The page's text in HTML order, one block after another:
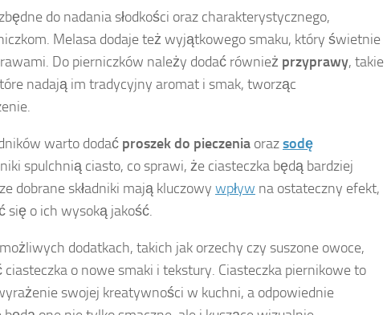
do nadania słodkości oraz charakterystycznego,
Melasa dodaje też wyjątkowego smaku, który świetnie
Do pierniczków należy dodać również przyprawy, takie
nadają im tradycyjny aromat i smak, tworząc
warto dodać proszek do pieczenia orazsodę
spulchnią ciasto, co sprawi, że ciasteczka będą bardziej
dobrane składniki mają kluczowy wpływ na ostateczny efekt,
się o ich wysoką jakość.
dodatkach, takich jak orzechy czy suszone owoce,
o nowe smaki i tekstury. Ciasteczka piernikowe to
swojej kreatywności w kuchni, a odpowiednie